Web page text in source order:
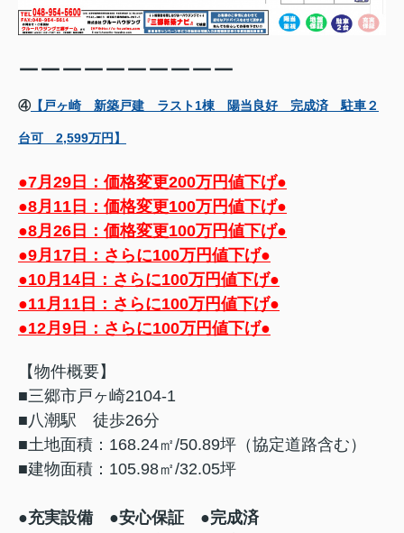
ーーーーーーーーーー
④【戸ヶ崎 新築戸建 ラスト1棟 陽当良好 完成済 駐車２
台可 2,599万円】
●7月29日：価格変更200万円値下げ●
●8月11日：価格変更100万円値下げ●
●8月26日：価格変更100万円値下げ●
●9月17日：さらに100万円値下げ●
●10月14日：さらに100万円値下げ●
●11月11日：さらに100万円値下げ●
●12月9日：さらに100万円値下げ●
【物件概要】
■三郷市戸ヶ崎2104-1
■八潮駅 徒歩26分
■土地面積：168.24㎡/50.89坪（協定道路含む）
■建物面積：105.98㎡/32.05坪
●充実設備 ●安心保証 ●完成済